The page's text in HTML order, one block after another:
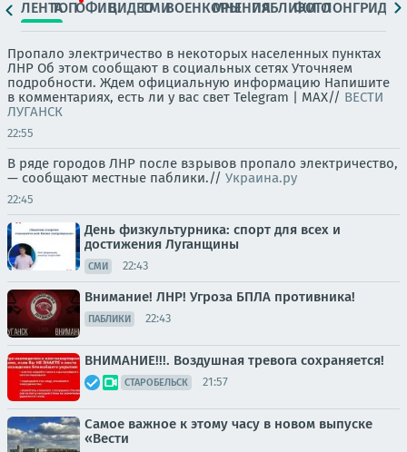
ЛЕНТАТОПОФИЦ.ВИДЕОСМИВОЕНКОРЫМНЕНИЯПАБЛИКИ
ФОТОЛОНГРИДЫ
Пропало электричество в некоторых населенных пунктах
ЛНР Об этом сообщают в социальных сетях Уточняем
подробности. Ждем официальную информацию Напишите
в комментариях, есть ли у вас свет Telegram | MAX// ВЕСТИ
ЛУГАНСК
22:55
В ряде городов ЛНР после взрывов пропало электричество,
— сообщают местные паблики.// Украина.ру
22:45
День физкультурника: спорт для всех и
достижения Луганщины
СМИ 22:43
Внимание! ЛНР! Угроза БПЛА противника!
ПАБЛИКИ 22:43
ВНИМАНИЕ!!!. Воздушная тревога сохраняется!
СТАРОБЕЛЬСК 21:57
Самое важное к этому часу в новом выпуске
«Вести